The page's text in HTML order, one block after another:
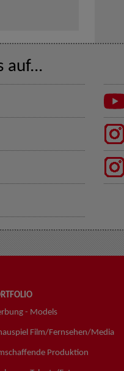
auf...
- Models
Film/Fernsehen/Media
Produktion